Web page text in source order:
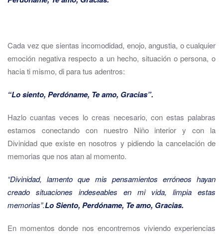
Cada vez que sientas incomodidad, enojo, angustia, o cualquier
emoción negativa respecto a un hecho, situación o persona, o
hacia ti mismo, di para tus adentros:
“Lo siento, Perdóname, Te amo, Gracias”.
Hazlo cuantas veces lo creas necesario, con estas palabras
estamos conectando con nuestro Niño interior y con la
Divinidad que existe en nosotros y pidiendo la cancelación de
memorias que nos atan al momento.
“Divinidad, lamento que mis pensamientos erróneos hayan
creado situaciones indeseables en mi vida, limpia estas
memorias”.Lo Siento, Perdóname, Te amo, Gracias.
En momentos donde nos encontremos viviendo experiencias